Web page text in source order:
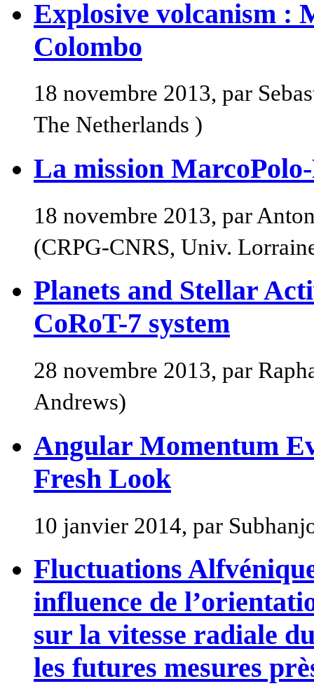
Explosive volcanism :
Colombo
18 novembre 2013, par
The Netherlands )
La mission
18 novembre 2013, par
(CRPG-CNRS, Univ.
Planets and Stellar
CoRoT-7 system
28 novembre 2013, par
Andrews)
Angular Momentum
Fresh Look
10 janvier 2014, par
Fluctuations
influence de
sur la vitesse radiale
les futures mesures